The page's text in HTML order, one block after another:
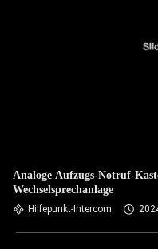
Analoge Aufzugs-Notruf-
Wechselsprechanlage
Hilfepunkt-Intercom